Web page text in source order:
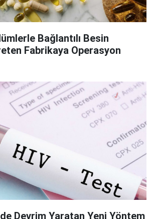
Bağlantılı Besin
Fabrikaya Operasyon
Devrim Yaratan Yeni Yöntem